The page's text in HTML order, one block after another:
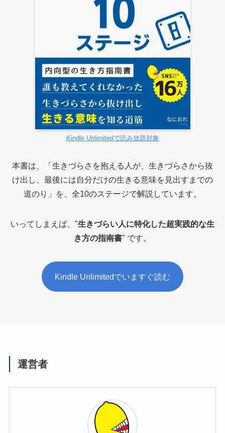
Kindle Unlimitedで読み放題対象
本書は、「生きづらさを抱える人が、生きづらさから抜
け出し、最後には自分だけの生きる意味を見出すまでの
道のり」を、全10のステージで解説しています。
いってしまえば、"生きづらい人に特化した超実践的な生
き方の指南書" です。
Kindle Unlimitedでいますぐ読む
運営者